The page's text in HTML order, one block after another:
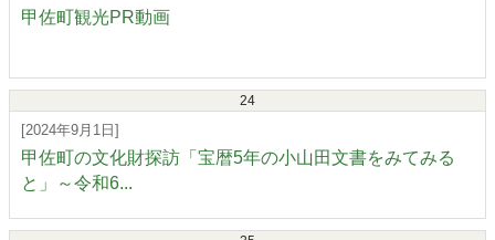
甲佐町観光PR動画
24
[2024年9月1日]
甲佐町の文化財探訪「宝暦5年の小山田文書をみてみる
と」～令和6...